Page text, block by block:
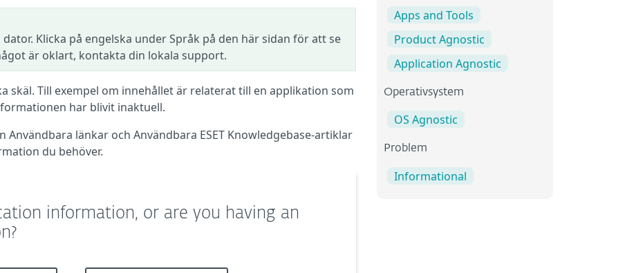
Klicka på engelska under Språk på den här sidan för att se
är oklart, kontakta din lokala support.
skäl. Till exempel om innehållet är relaterat till en applikation som
har blivit inaktuell.
länkar och Användbara ESET Knowledgebase-artiklar
du behöver.
information, or are you having an
Apps and Tools
Product Agnostic
Application Agnostic
Operativsystem
OS Agnostic
Problem
Informational